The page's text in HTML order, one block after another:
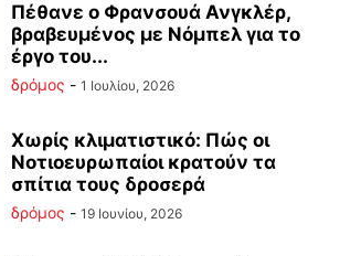
Πέθανε ο Φρανσουά Ανγκλέρ,
βραβευμένος με Νόμπελ για το
έργο του...
δρόμος - 1 Ιουλίου, 2026
Χωρίς κλιματιστικό: Πώς οι
Νοτιοευρωπαίοι κρατούν τα
σπίτια τους δροσερά
δρόμος - 19 Ιουνίου, 2026